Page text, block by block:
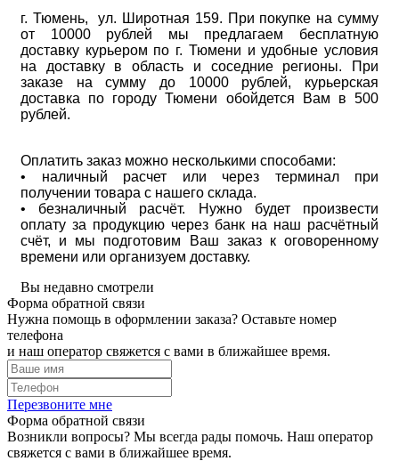
г. Тюмень, ул. Широтная 159. При покупке на сумму
от 10000 рублей мы предлагаем бесплатную
доставку курьером по г. Тюмени и удобные условия
на доставку в область и соседние регионы. При
заказе на сумму до 10000 рублей, курьерская
доставка по городу Тюмени обойдется Вам в 500
рублей.
Оплатить заказ можно несколькими способами:
• наличный расчет или через терминал при
получении товара с нашего склада.
• безналичный расчёт. Нужно будет произвести
оплату за продукцию через банк на наш расчётный
счёт, и мы подготовим Ваш заказ к оговоренному
времени или организуем доставку.
Вы недавно смотрели
Форма обратной связи
Нужна помощь в оформлении заказа? Оставьте номер
телефона
и наш оператор свяжется с вами в ближайшее время.
Перезвоните мне
Форма обратной связи
Возникли вопросы? Мы всегда рады помочь. Наш оператор
свяжется с вами в ближайшее время.